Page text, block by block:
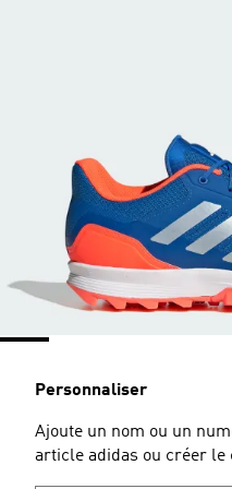
Personnaliser
Ajoute un nom ou un
article adidas ou créer le